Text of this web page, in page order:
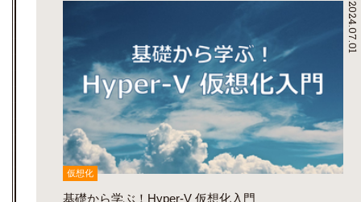
2024.07.01
仮想化
基礎から学ぶ！Hyper-V 仮想化入門